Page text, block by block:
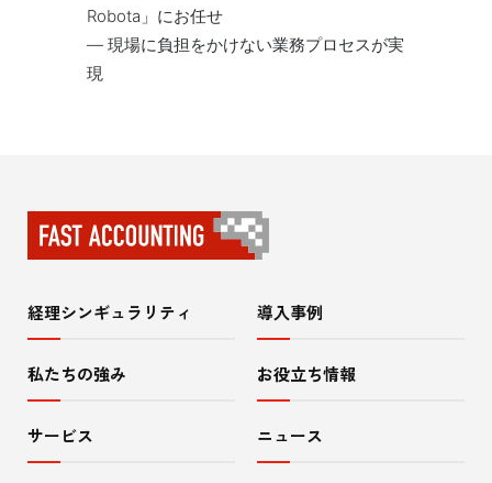
Robota」にお任せ
― 現場に負担をかけない業務プロセスが実
現
サ
イ
内
経理シンギュラリティ
私たちの強み
サービス
導入事例
お役立ち情報
ニュース